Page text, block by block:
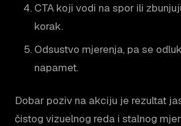
CTA koji vodi na spor ili
korak.
Odsustvo mjerenja, pa se
napamet.
Dobar poziv na akciju je rezultat
čistog vizuelnog reda i stalnog